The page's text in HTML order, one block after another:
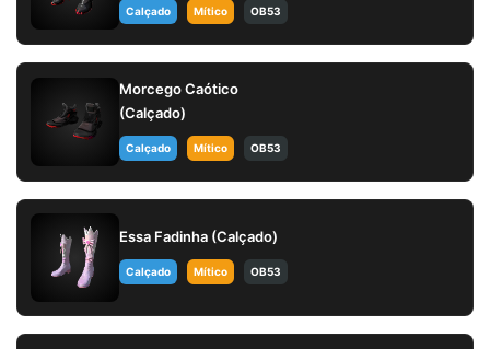
Calçado Mítico OB53
Morcego Caótico
(Calçado)
Calçado Mítico OB53
Essa Fadinha (Calçado)
Calçado Mítico OB53